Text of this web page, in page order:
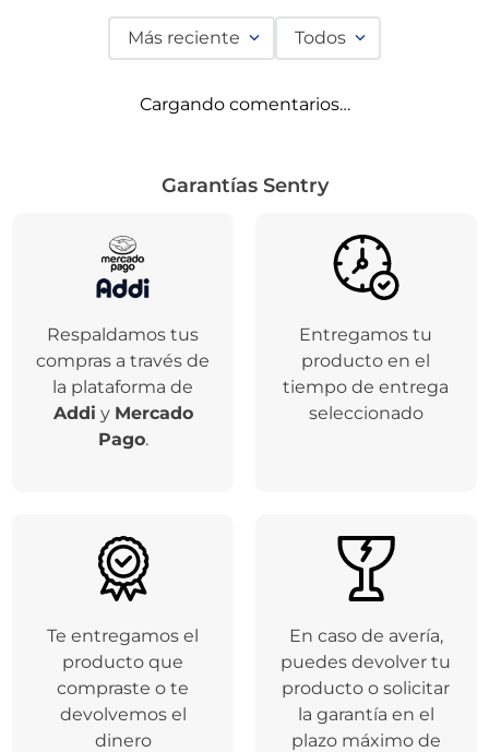
Más reciente Todos
Cargando comentarios…
Garantías Sentry
Respaldamos tus
compras a través de
la plataforma de
Addi y Mercado
Pago.
Entregamos tu
producto en el
tiempo de entrega
seleccionado
Te entregamos el
producto que
compraste o te
devolvemos el
dinero
En caso de avería,
puedes devolver tu
producto o solicitar
la garantía en el
plazo máximo de